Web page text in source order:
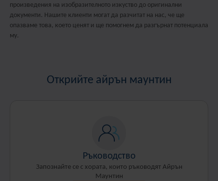
произведения на изобразителното изкуство до оригинални
документи. Нашите клиенти могат да разчитат на нас, че ще
опазваме това, което ценят и ще помогнем да разгърнат потенциала
му.
Открийте айрън маунтин
Ръководство
Запознайте се с хората, които ръководят Айрън
Маунтин